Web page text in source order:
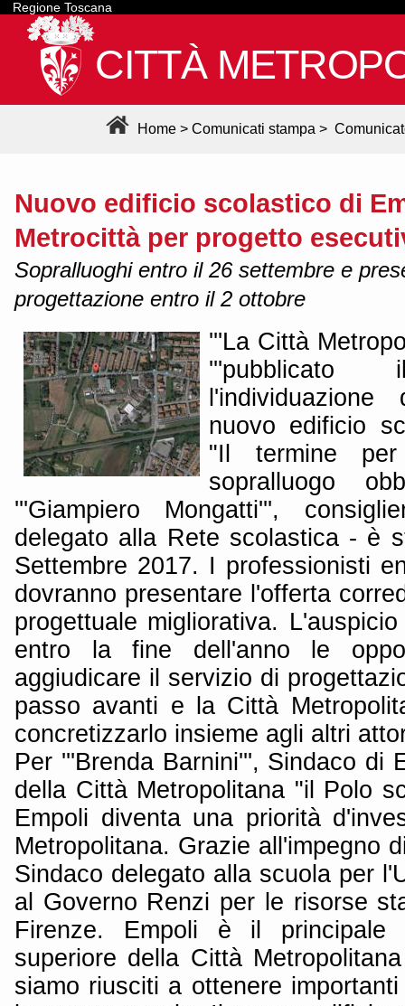
Regione Toscana
CITTÀ
Home > Comunicati stampa >
Nuovo edificio scolastico di
Metrocittà per progetto
Sopralluoghi entro il 26 settembre e
progettazione entro il 2 ottobre
'''La Città
nuovo edificio
"Il termine per
sopralluogo
'''Giampiero Mongatti''',
delegato alla Rete scolastica - è
Settembre 2017. I professionisti
dovranno presentare l'offerta
progettuale migliorativa.
entro la fine dell'anno le
aggiudicare il servizio di
passo avanti e la Città
concretizzarlo insieme agli altri
Per '''Brenda Barnini''', Sindaco di
della Città Metropolitana "il Polo
Empoli diventa una priorità
Metropolitana. Grazie all'impegno
Sindaco delegato alla scuola per
al Governo Renzi per le risorse
Firenze. Empoli è il principale
superiore della Città
siamo riusciti a ottenere